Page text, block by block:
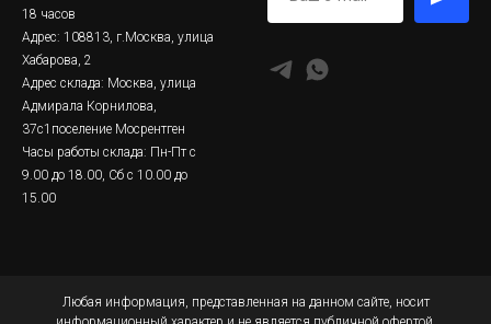
18 часов
Адрес: 108813, г.Москва, улица
Хабарова, 2
Адрес склада: Москва, улица
Адмирала Корнилова,
37с1поселение Мосрентген
Часы работы склада: Пн-Пт с
9.00 до 18.00, Сб с 10.00 до
15.00
Любая информация, представленная на данном сайте, носит